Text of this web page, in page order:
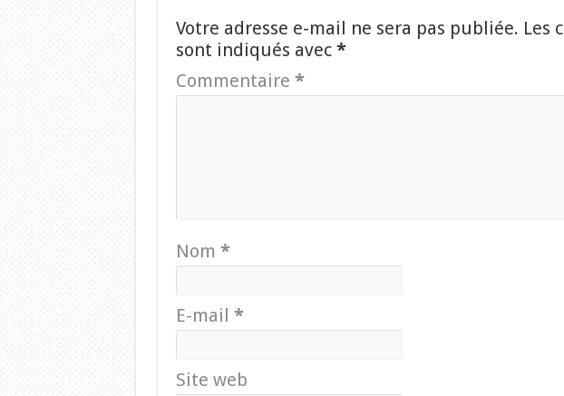
Votre adresse e-mail ne sera pas publiée. Les
sont indiqués avec *
Commentaire *
Nom *
E-mail *
Site web